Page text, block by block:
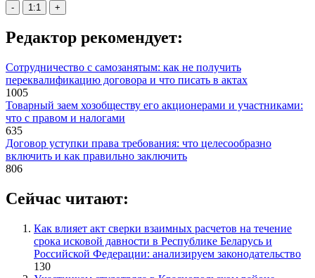
- 1:1 +
Редактор рекомендует:
Сотрудничество с самозанятым: как не получить
переквалификацию договора и что писать в актах
1005
Товарный заем хозобществу его акционерами и участниками:
что с правом и налогами
635
Договор уступки права требования: что целесообразно
включить и как правильно заключить
806
Сейчас читают:
Как влияет акт сверки взаимных расчетов на течение
срока исковой давности в Республике Беларусь и
Российской Федерации: анализируем законодательство
130